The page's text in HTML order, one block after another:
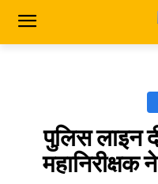
पुलिस लाइन
महानिरीक्षक